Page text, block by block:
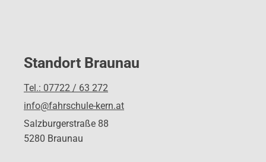
Standort Braunau
Tel.: 07722 / 63 272
info@fahrschule-kern.at
Salzburgerstraße 88
5280 Braunau